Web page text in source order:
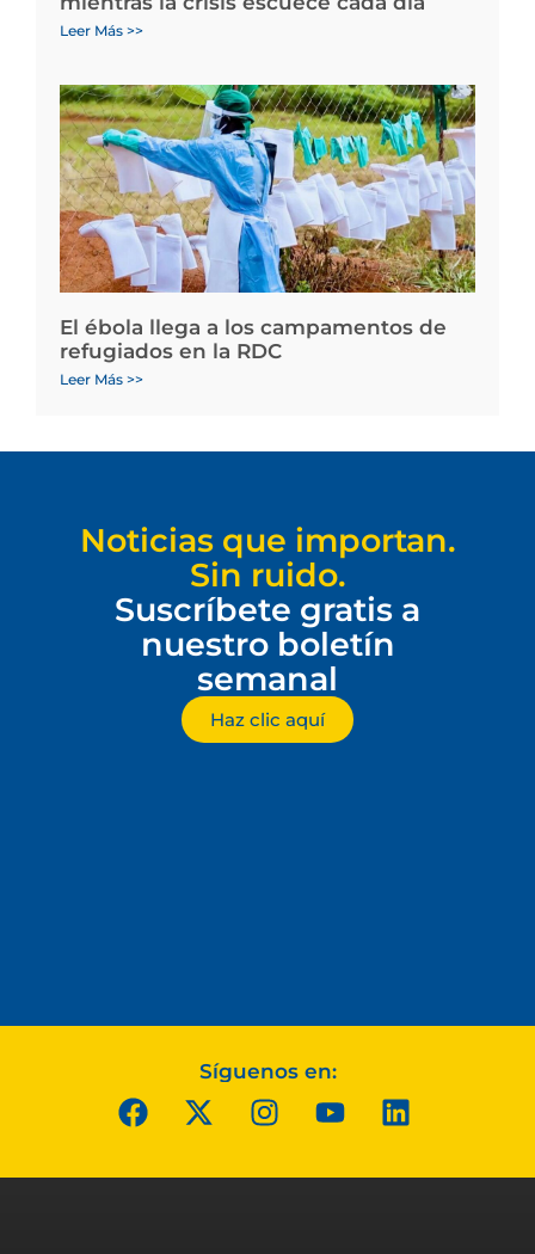
Leer Más >>
El ébola llega a los campamentos de
refugiados en la RDC
Leer Más >>
Noticias que importan.
Sin ruido.
Suscríbete gratis a
nuestro boletín
semanal
Haz clic aquí
Síguenos en: